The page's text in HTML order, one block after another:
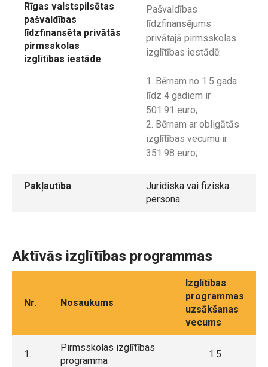
Rīgas valstspilsētas
pašvaldības
līdzfinansēta privātās
pirmsskolas
izglītības iestāde
Pašvaldības
līdzfinansējums
privātajā pirmsskolas
izglītības iestādē:
1. Bērnam no 1.5 gada
līdz 4 gadiem ir
501.91 euro;
2. Bērnam ar obligātās
izglītības vecumu ir
351.98 euro;
Pakļautība
Juridiska vai fiziska
persona
Aktīvās izglītības programmas
Nr. Nosaukums
Izglītības
programmas
uzsākšanas
vecums
1.
Pirmsskolas izglītības
programma
1.5